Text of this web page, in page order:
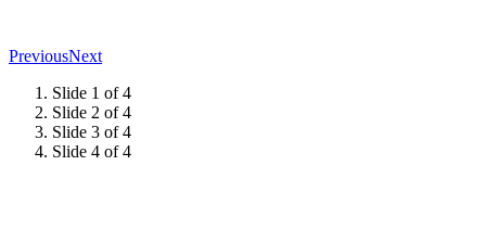
PreviousNext
Slide 1 of 4
Slide 2 of 4
Slide 3 of 4
Slide 4 of 4